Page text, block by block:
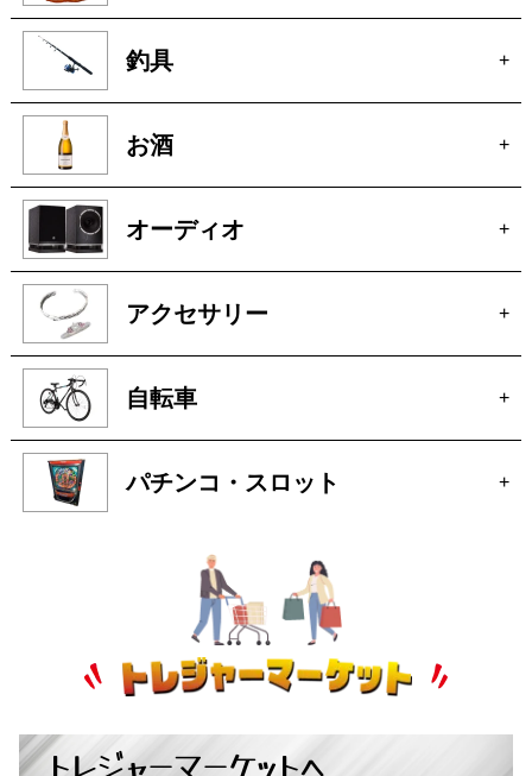
釣具 +
お酒 +
オーディオ +
アクセサリー +
自転車 +
パチンコ・スロット +
トレジャーマーケットへ